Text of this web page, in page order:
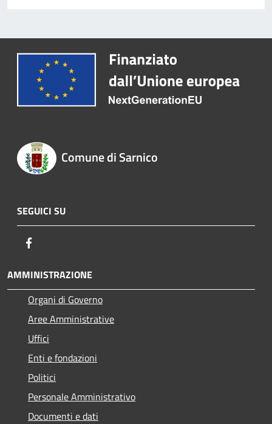
Comune di Sarnico
SEGUICI SU
AMMINISTRAZIONE
Organi di Governo
Aree Amministrative
Uffici
Enti e fondazioni
Politici
Personale Amministrativo
Documenti e dati